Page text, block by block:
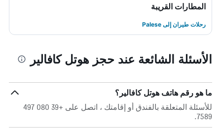
المطارات القريبة
رحلات طيران إلى Palese
الأسئلة الشائعة عند حجز هوتل كافالير
ما هو رقم هاتف هوتل كافالير؟
للأسئلة المتعلقة بالفندق أو إقامتك ، اتصل على +39 080 497
7589.